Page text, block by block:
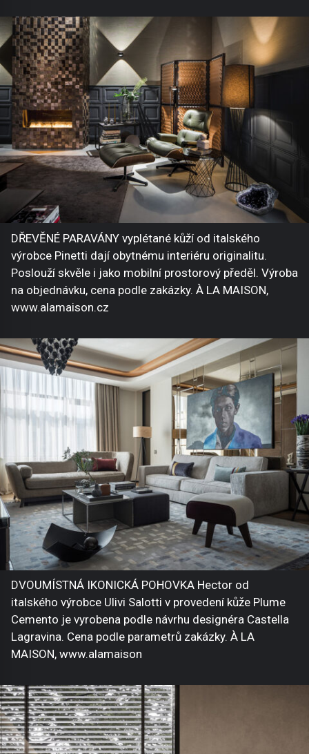
DŘEVĚNÉ PARAVÁNY vyplétané kůží od italského
výrobce Pinetti dají obytnému interiéru originalitu.
Poslouží skvěle i jako mobilní prostorový předěl. Výroba
na objednávku, cena podle zakázky. À LA MAISON,
www.alamaison.cz
DVOUMÍSTNÁ IKONICKÁ POHOVKA Hector od
italského výrobce Ulivi Salotti v provedení kůže Plume
Cemento je vyrobena podle návrhu designéra Castella
Lagravina. Cena podle parametrů zakázky. À LA
MAISON, www.alamaison